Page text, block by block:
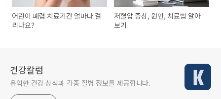
어린이 폐렴 치료기간 얼마나 걸
리나요?
저혈압 증상, 원인, 치료법 알아
보기
건강칼럼
유익한 건강 상식과 각종 질병 정보를 제공합니다.